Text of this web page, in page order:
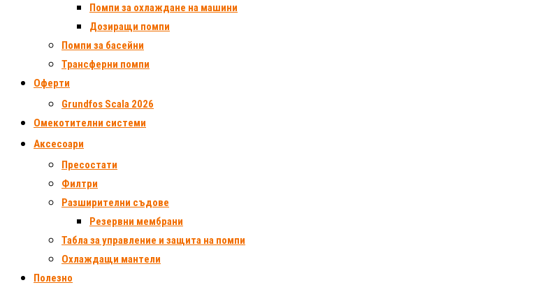
Помпи за охлаждане на машини
Дозиращи помпи
Помпи за басейни
Трансферни помпи
Оферти
Grundfos Scala 2026
Омекотителни системи
Аксесоари
Пресостати
Филтри
Разширителни съдове
Резервни мембрани
Табла за управление и защита на помпи
Охлаждащи мантели
Полезно